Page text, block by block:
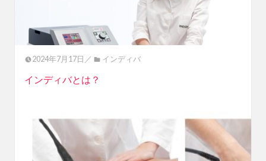
2024年7月17日／ インディバ
インディバとは？